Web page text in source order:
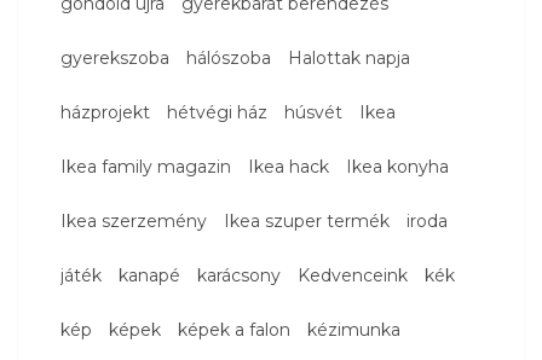
gyerekszoba hálószoba Halottak napja
házprojekt hétvégi ház húsvét Ikea
Ikea family magazin Ikea hack Ikea konyha
Ikea szerzemény Ikea szuper termék iroda
játék kanapé karácsony Kedvenceink kék
kép képek képek a falon kézimunka